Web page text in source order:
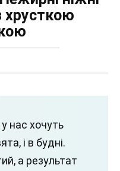
хрусткою
нас хочуть
і в будні.
а результат